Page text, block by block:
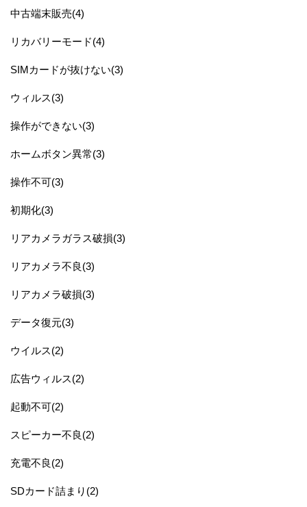
中古端末販売(4)
リカバリーモード(4)
SIMカードが抜けない(3)
ウィルス(3)
操作ができない(3)
ホームボタン異常(3)
操作不可(3)
初期化(3)
リアカメラガラス破損(3)
リアカメラ不良(3)
リアカメラ破損(3)
データ復元(3)
ウイルス(2)
広告ウィルス(2)
起動不可(2)
スピーカー不良(2)
充電不良(2)
SDカード詰まり(2)